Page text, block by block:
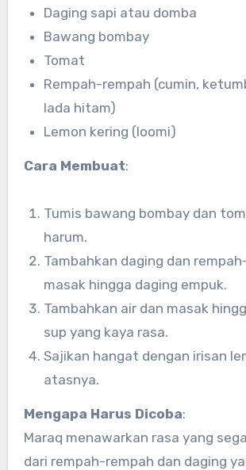
Daging sapi atau domba
Bawang bombay
Tomat
Rempah-rempah (cumin,
lada hitam)
Lemon kering (loomi)
Cara Membuat:
Tumis bawang bombay dan
harum.
Tambahkan daging dan
masak hingga daging empuk.
Tambahkan air dan masak
sup yang kaya rasa.
Sajikan hangat dengan irisan
atasnya.
Mengapa Harus Dicoba:
Maraq menawarkan rasa yang
dari rempah-rempah dan daging